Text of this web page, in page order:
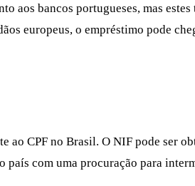
aos bancos portugueses, mas estes
europeus, o empréstimo pode
ao CPF no Brasil. O NIF pode ser
com uma procuração para